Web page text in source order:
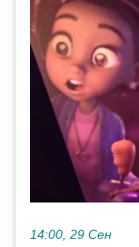
14:00, 29 Сен